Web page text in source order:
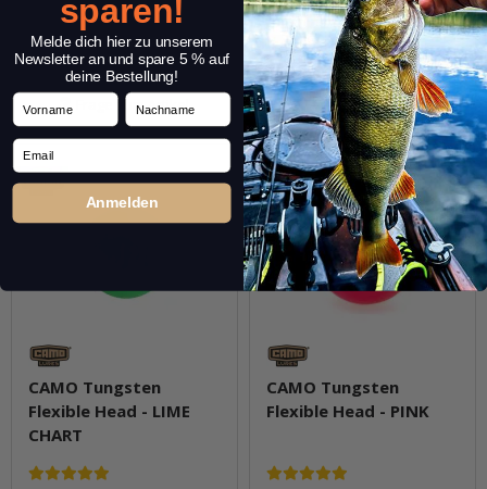
Varianten: 17
Zum Artikel
Frage zum Artikel
Varianten: 17
Zum Artikel
Frage zum Artikel
CAMO Tungsten
Flexible Head - LIME
CHART
CAMO Tungsten
Flexible Head - PINK
sparen!
Melde dich hier zu unserem
Newsletter an und spare 5 % auf
deine Bestellung!
Vorname Nachname
Email
Anmelden